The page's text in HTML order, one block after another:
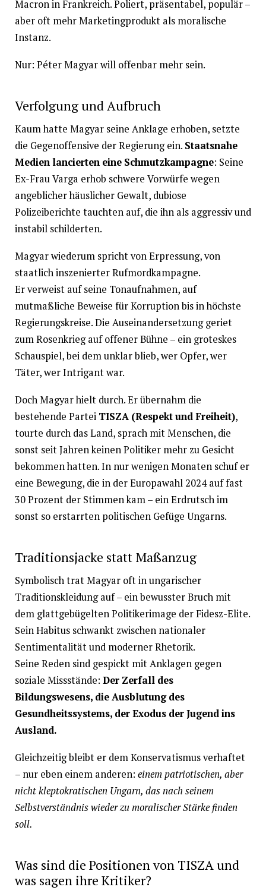
Macron in Frankreich. Poliert, präsentabel, populär –
aber oft mehr Marketingprodukt als moralische
Instanz.
Nur: Péter Magyar will offenbar mehr sein.
Verfolgung und Aufbruch
Kaum hatte Magyar seine Anklage erhoben, setzte
die Gegenoffensive der Regierung ein. Staatsnahe
Medien lancierten eine Schmutzkampagne: Seine
Ex-Frau Varga erhob schwere Vorwürfe wegen
angeblicher häuslicher Gewalt, dubiose
Polizeiberichte tauchten auf, die ihn als aggressiv und
instabil schilderten.
Magyar wiederum spricht von Erpressung, von
staatlich inszenierter Rufmordkampagne.
Er verweist auf seine Tonaufnahmen, auf
mutmaßliche Beweise für Korruption bis in höchste
Regierungskreise. Die Auseinandersetzung geriet
zum Rosenkrieg auf offener Bühne – ein groteskes
Schauspiel, bei dem unklar blieb, wer Opfer, wer
Täter, wer Intrigant war.
Doch Magyar hielt durch. Er übernahm die
bestehende Partei TISZA (Respekt und Freiheit),
tourte durch das Land, sprach mit Menschen, die
sonst seit Jahren keinen Politiker mehr zu Gesicht
bekommen hatten. In nur wenigen Monaten schuf er
eine Bewegung, die in der Europawahl 2024 auf fast
30 Prozent der Stimmen kam – ein Erdrutsch im
sonst so erstarrten politischen Gefüge Ungarns.
Traditionsjacke statt Maßanzug
Symbolisch trat Magyar oft in ungarischer
Traditionskleidung auf – ein bewusster Bruch mit
dem glattgebügelten Politikerimage der Fidesz-Elite.
Sein Habitus schwankt zwischen nationaler
Sentimentalität und moderner Rhetorik.
Seine Reden sind gespickt mit Anklagen gegen
soziale Missstände: Der Zerfall des
Bildungswesens, die Ausblutung des
Gesundheitssystems, der Exodus der Jugend ins
Ausland.
Gleichzeitig bleibt er dem Konservatismus verhaftet
– nur eben einem anderen: einem patriotischen, aber
nicht kleptokratischen Ungarn, das nach seinem
Selbstverständnis wieder zu moralischer Stärke finden
soll.
Was sind die Positionen von TISZA und
was sagen ihre Kritiker?